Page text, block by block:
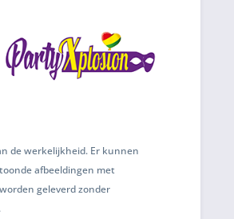
de werkelijkheid. Er kunnen
afbeeldingen met
geleverd zonder